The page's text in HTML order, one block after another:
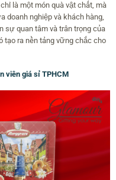
là một món quà vật chất, mà
doanh nghiệp và khách hàng,
sự quan tâm và trân trọng của
tạo ra nền tảng vững chắc cho
viên giá sỉ TPHCM